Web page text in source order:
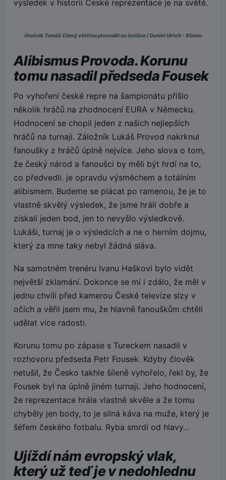
výsledek v historii České reprezentace je na světě.
Útočník Tomáš Chorý většinu proseděl na lavičce / Daniel Ulrich - 90min
Alibismus Provoda. Korunu
tomu nasadil předseda Fousek
Po vyhoření české repre na šampionátu přišlo
několik hráčů na zhodnocení EURA v Německu.
Hodnocení se chopil jeden z našich nejlepších
hráčů na turnaji. Záložník Lukáš Provod nakrknul
fanoušky z hráčů úplně nejvíce. Jeho slova o tom,
že český národ a fanoušci by měli být hrdí na to,
co předvedli. je opravdu výsměchem a totálním
alibismem. Budeme se plácat po ramenou, že je to
vlastně skvělý výsledek, že jsme hráli dobře a
získali jeden bod, jen to nevyšlo výsledkově.
Lukáši, turnaj je o výsledcích a ne o herním dojmu,
který za mne taky nebyl žádná sláva.
Na samotném trenéru Ivanu Haškovi bylo vidět
největší zklamání. Dokonce se mi i zdálo, že měl v
jednu chvíli před kamerou České televize slzy v
očích a věřil jsem mu, že hlavně fanouškům chtěli
udělat více radosti.
Korunu tomu po zápase s Tureckem nasadil v
rozhovoru předseda Petr Fousek. Kdyby člověk
netušil, že Česko takhle šíleně vyhořelo, řekl by, že
Fousek byl na úplně jiném turnaji. Jeho hodnocení,
že reprezentace hrála vlastně skvěle a že tomu
chyběly jen body, to je silná káva na muže, který je
šéfem českého fotbalu. Ryba smrdí od hlavy...
Ujíždí nám evropský vlak,
který už teď je v nedohlednu